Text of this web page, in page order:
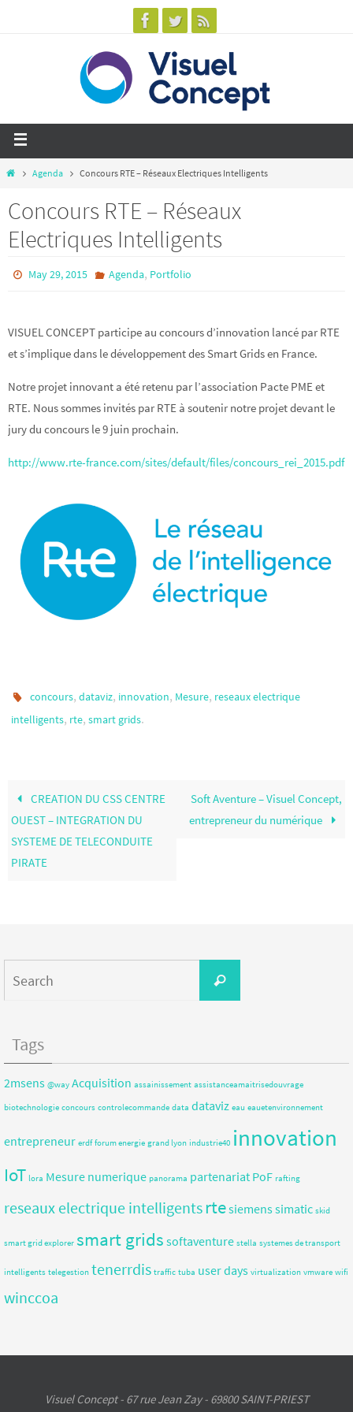
Agenda Concours RTE – Réseaux Electriques Intelligents
Concours RTE – Réseaux
Electriques Intelligents
May 29, 2015 Agenda, Portfolio
VISUEL CONCEPT participe au concours d’innovation lancé par RTE
et s’implique dans le développement des Smart Grids en France.
Notre projet innovant a été retenu par l’association Pacte PME et
RTE. Nous sommes invités par RTE à soutenir notre projet devant le
jury du concours le 9 juin prochain.
http://www.rte-france.com/sites/default/files/concours_rei_2015.pdf
concours,dataviz, innovation, Mesure, reseaux electrique
intelligents, rte, smart grids.
CREATION DU CSS CENTRE
OUEST – INTEGRATION DU
SYSTEME DE TELECONDUITE
PIRATE
Soft Aventure – Visuel Concept,
entrepreneur du numérique
Tags
2msens @way Acquisition assainissement assistanceamaitrisedouvrage
biotechnologie concours controlecommande data dataviz eau eauetenvironnement
entrepreneur erdf forum energie grand lyon industrie40 innovation
IoT lora Mesure numerique panorama partenariat PoF rafting
reseaux electrique intelligentsrtesiemenssimatic skid
smart grid explorer smart grids softaventure stella systemes de transport
intelligents telegestion tenerrdis traffic tuba user days virtualization vmware wifi
winccoa
Visuel Concept - 67 rue Jean Zay - 69800 SAINT-PRIEST